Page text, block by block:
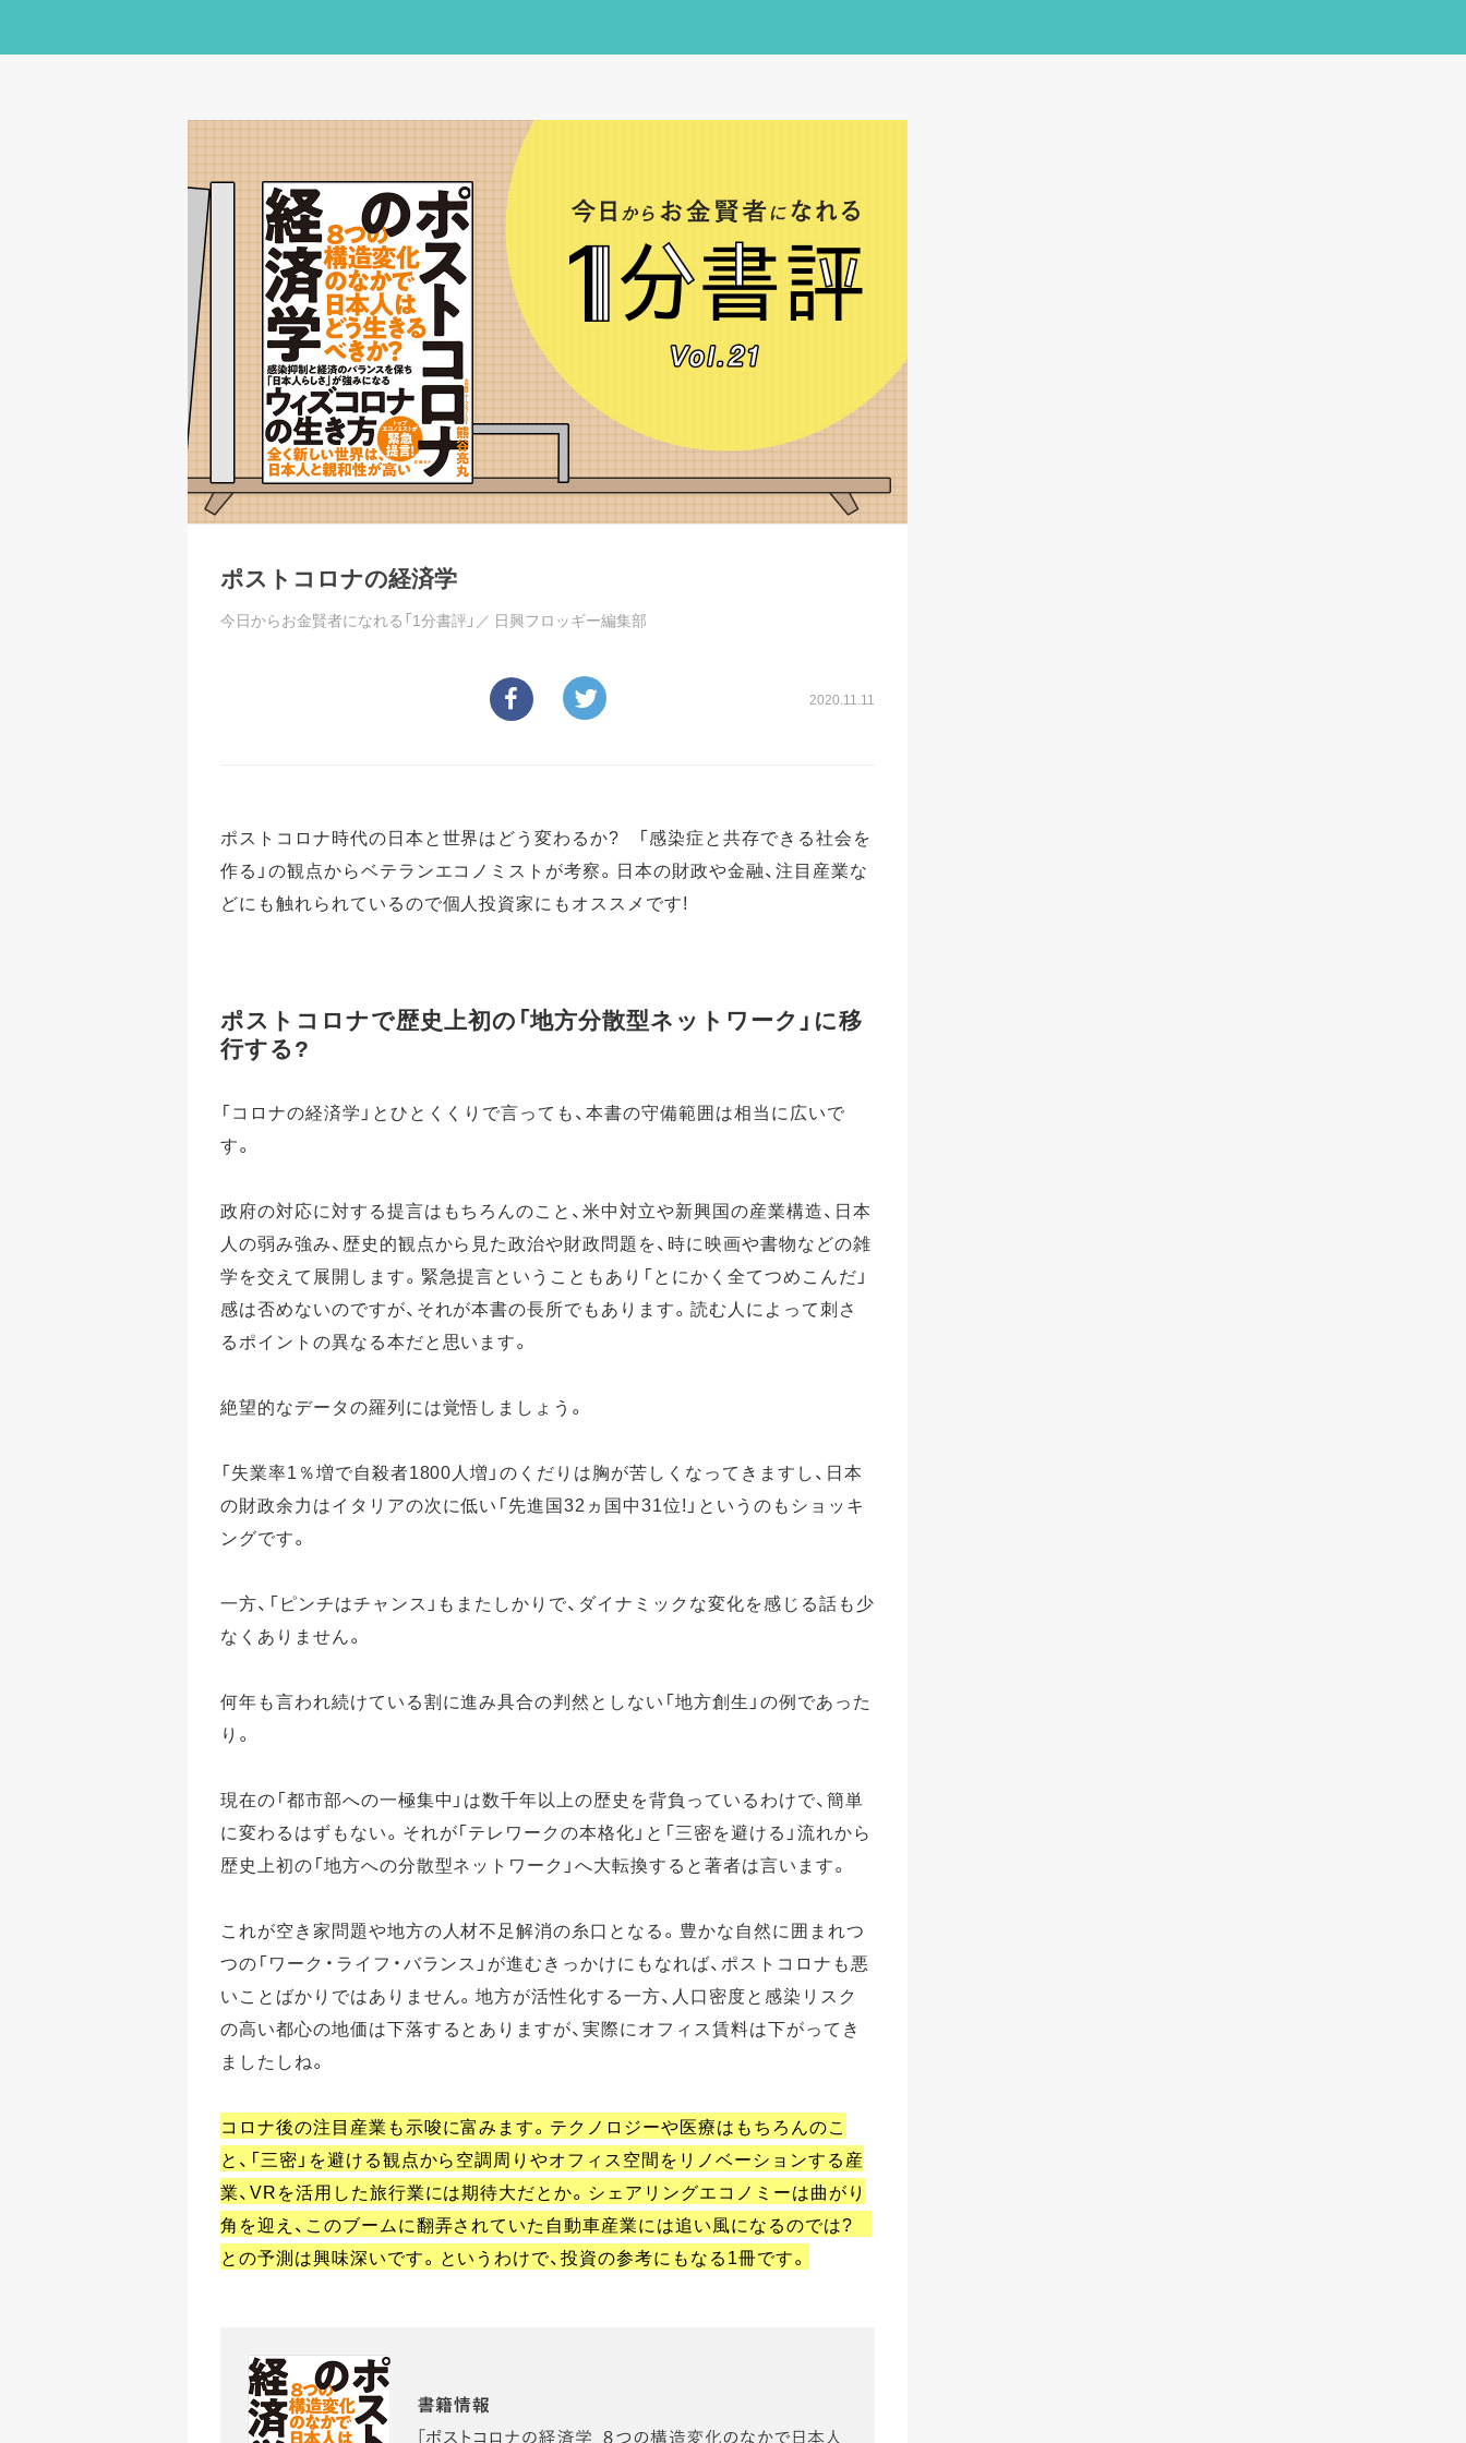
ポストコロナの経済学
今日からお金賢者になれる「1分書評」／ 日興フロッギー編集部
2020.11.11
ポストコロナ時代の日本と世界はどう変わるか? 「感染症と共存できる社会を
作る」の観点からベテランエコノミストが考察。日本の財政や金融、注目産業な
どにも触れられているので個人投資家にもオススメです!
ポストコロナで歴史上初の「地方分散型ネットワーク」に移
行する?
「コロナの経済学」とひとくくりで言っても、本書の守備範囲は相当に広いで
す。
政府の対応に対する提言はもちろんのこと、米中対立や新興国の産業構造、日本
人の弱み強み、歴史的観点から見た政治や財政問題を、時に映画や書物などの雑
学を交えて展開します。緊急提言ということもあり「とにかく全てつめこんだ」
感は否めないのですが、それが本書の長所でもあります。読む人によって刺さ
るポイントの異なる本だと思います。
絶望的なデータの羅列には覚悟しましょう。
「失業率1％増で自殺者1800人増」のくだりは胸が苦しくなってきますし、日本
の財政余力はイタリアの次に低い「先進国32ヵ国中31位!」というのもショッキ
ングです。
一方、「ピンチはチャンス」もまたしかりで、ダイナミックな変化を感じる話も少
なくありません。
何年も言われ続けている割に進み具合の判然としない「地方創生」の例であった
り。
現在の「都市部への一極集中」は数千年以上の歴史を背負っているわけで、簡単
に変わるはずもない。それが「テレワークの本格化」と「三密を避ける」流れから
歴史上初の「地方への分散型ネットワーク」へ大転換すると著者は言います。
これが空き家問題や地方の人材不足解消の糸口となる。豊かな自然に囲まれつ
つの「ワーク・ライフ・バランス」が進むきっかけにもなれば、ポストコロナも悪
いことばかりではありません。地方が活性化する一方、人口密度と感染リスク
の高い都心の地価は下落するとありますが、実際にオフィス賃料は下がってき
ましたしね。
コロナ後の注目産業も示唆に富みます。テクノロジーや医療はもちろんのこ
と、「三密」を避ける観点から空調周りやオフィス空間をリノベーションする産
業、VRを活用した旅行業には期待大だとか。シェアリングエコノミーは曲がり
角を迎え、このブームに翻弄されていた自動車産業には追い風になるのでは?
との予測は興味深いです。というわけで、投資の参考にもなる1冊です。